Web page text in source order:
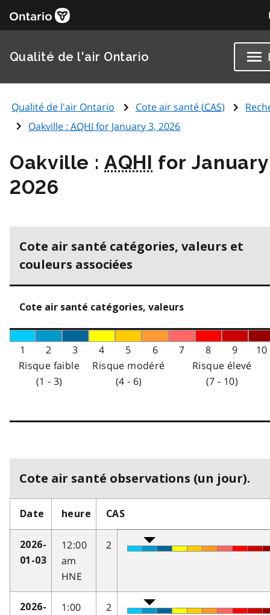
Qualité de l'air Ontario
Qualité de l'air Ontario Cote air santé (CAS)
Oakville :AQHI for January 3, 2026
Oakville :AQHI for
2026
Cote air santé catégories, valeurs et
couleurs associées
Cote air santé catégories, valeurs
1 2 3 4 5 6 7 8 9
10
Risque faible
(1 - 3)
Risque modéré
(4 - 6)
Risque élevé
(7 - 10)
Cote air santé observations (un jour).
Date heure CAS
2026-
01-03
12:00
am
HNE
2
2026-
1:00
2